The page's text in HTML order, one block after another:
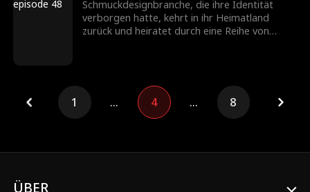
Schmuckbranche.
Schmuckdesignbranche, die ihre Identität
verborgen hatte, kehrt in ihr Heimatland
zurück und heiratet durch eine Reihe von
wächst ihre Zuneigung zueinander, und sie
werden ein gefeiertes Paar in der
Schmuckbranche.
1 ... 4 ... 8
ÜBER